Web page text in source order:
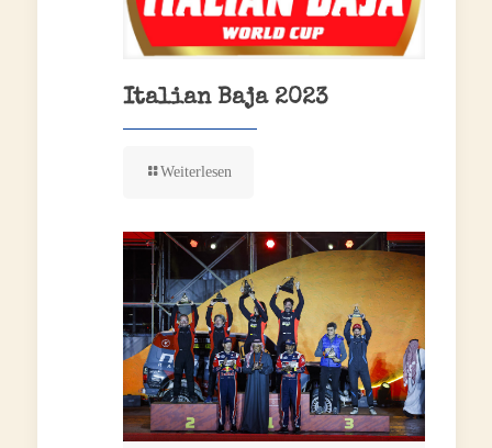
Italian Baja 2023
Weiterlesen